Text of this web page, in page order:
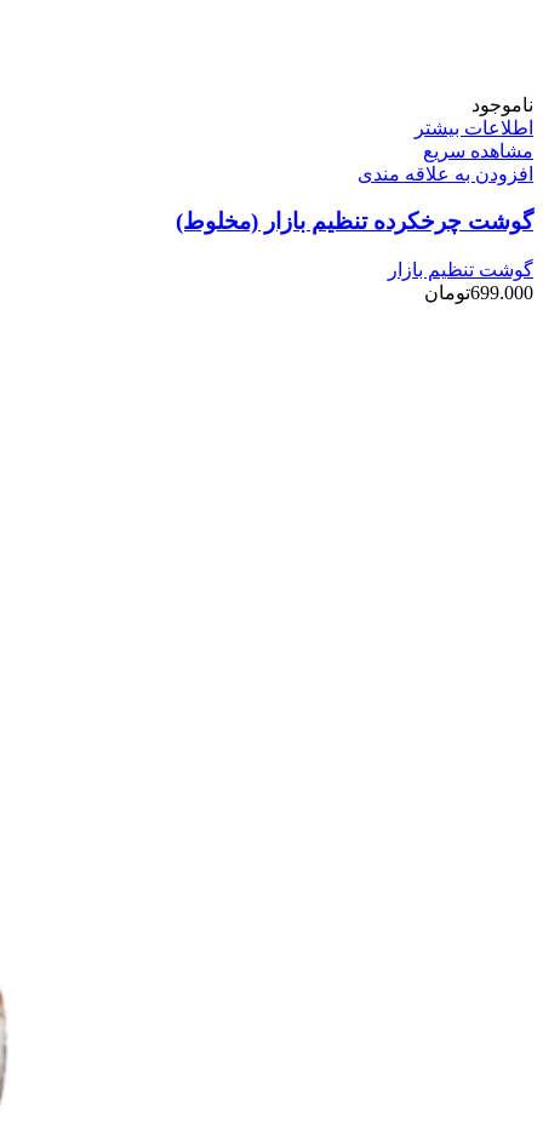
ناموجود
اطلاعات بیشتر
مشاهده سریع
افزودن به علاقه مندی
گوشت چرخکرده تنظیم بازار (مخلوط)
گوشت تنظیم بازار
699.000تومان